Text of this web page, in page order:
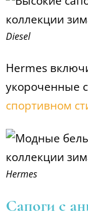
Diesel
Hermes
укороченные
спортивном
Hermes
Сапоги с